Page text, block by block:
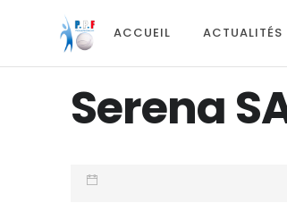
ACCUEIL ACTUALITÉS
Serena